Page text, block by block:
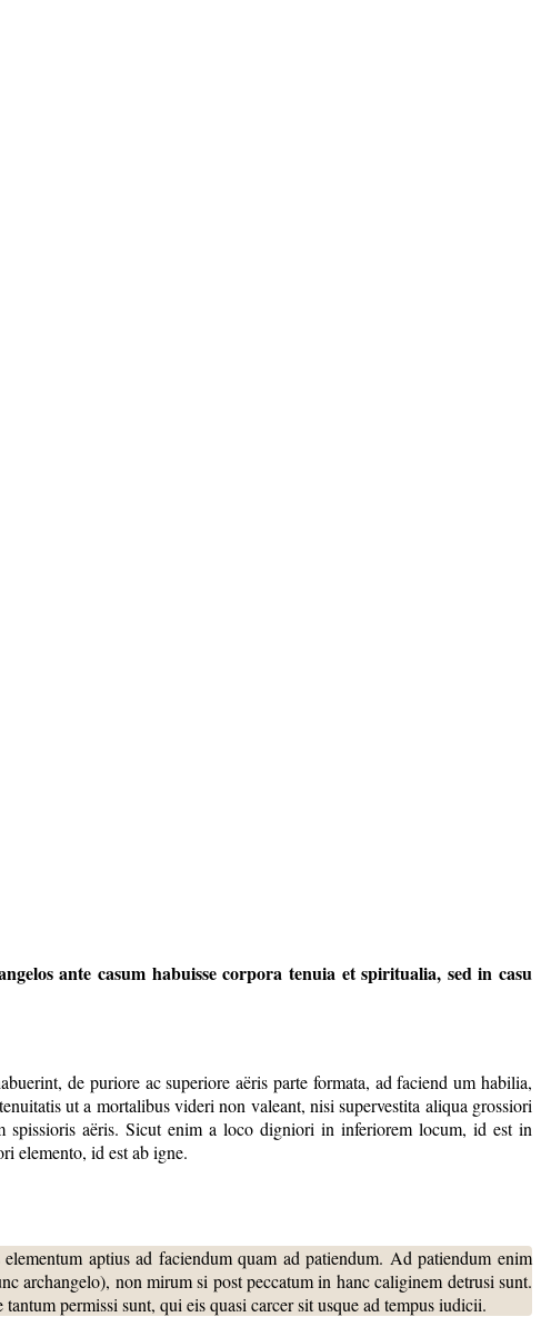
ante casum habuisse corpora tenuia et spiritualia, sed in casu
de puriore ac superiore aëris parte formata, ad faciend um habilia,
ut a mortalibus videri non valeant, nisi supervestita aliqua grossiori
spissioris aëris. Sicut enim a loco digniori in inferiorem locum, id est in
elemento, id est ab igne.
aptius ad faciendum quam ad patiendum. Ad patiendum enim
archangelo), non mirum si post peccatum in hanc caliginem detrusi sunt.
permissi sunt, qui eis quasi carcer sit usque ad tempus iudicii.